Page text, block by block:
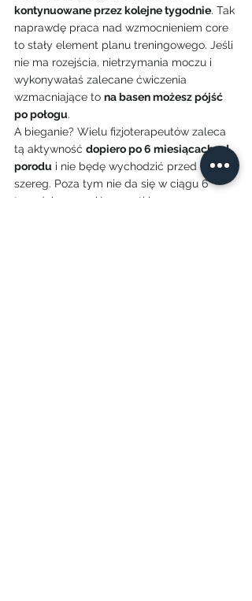
kontynuowane przez kolejne tygodnie. Tak
naprawdę praca nad wzmocnieniem core
to stały element planu treningowego. Jeśli
nie ma rozejścia, nietrzymania moczu i
wykonywałaś zalecane ćwiczenia
wzmacniające to na basen możesz pójść
po połogu.
A bieganie? Wielu fizjoterapeutów zaleca
tą aktywność dopiero po 6 miesiącach od
porodu i nie będę wychodzić przed
szereg. Poza tym nie da się w ciągu 6
tygodni naprawić wszystkiego,